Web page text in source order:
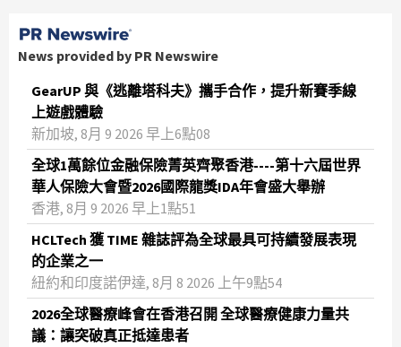
News provided by PR Newswire
GearUP 與《逃離塔科夫》攜手合作，提升新賽季線
上遊戲體驗
新加坡, 8月 9 2026 早上6點08
全球1萬餘位金融保險菁英齊聚香港----第十六屆世界
華人保險大會暨2026國際龍獎IDA年會盛大舉辦
香港, 8月 9 2026 早上1點51
HCLTech 獲 TIME 雜誌評為全球最具可持續發展表現
的企業之一
紐約和印度諾伊達, 8月 8 2026 上午9點54
2026全球醫療峰會在香港召開 全球醫療健康力量共
議：讓突破真正抵達患者